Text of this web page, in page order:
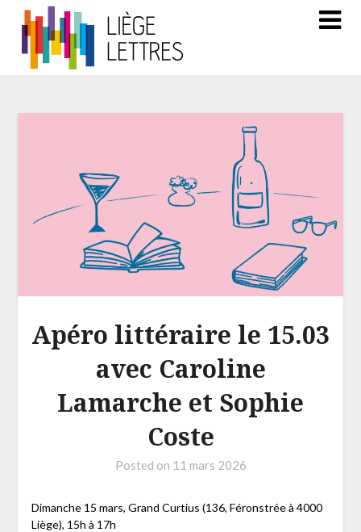
Apéro littéraire le 15.03
avec Caroline
Lamarche et Sophie
Coste
Posted on 11 mars 2026
Dimanche 15 mars, Grand Curtius (136, Féronstrée à 4000
Liège), 15h à 17h